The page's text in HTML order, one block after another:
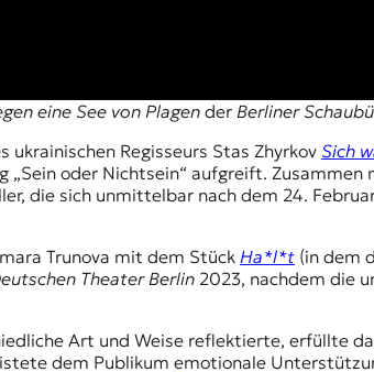
eine See von Plagender Berliner
ukrainischen Regisseurs Stas Zhyrkov Sich
„Sein oder Nichtsein“ aufgreift.
die sich unmittelbar nach dem 24.
Trunova mit dem Stück Ha*l*t (in dem
Theater Berlin 2023, nachdem die
Art und Weise reflektierte, erfüllte
dem Publikum emotionale